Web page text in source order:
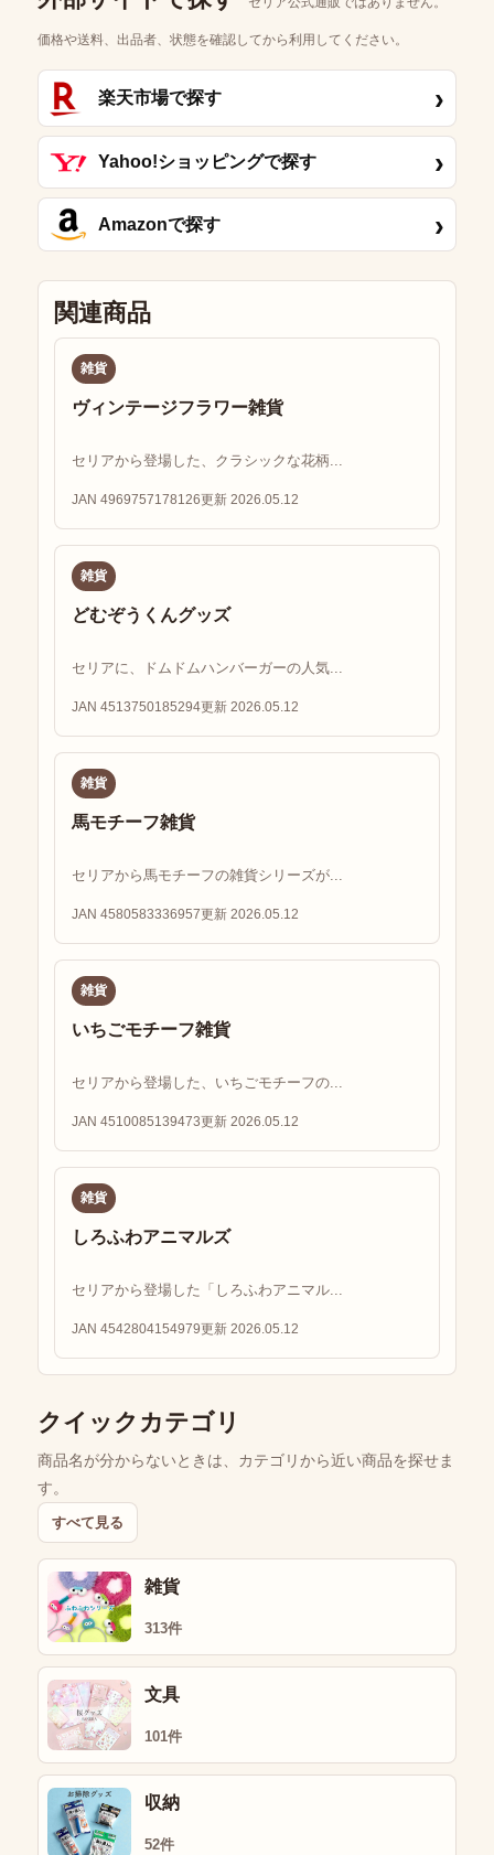
価格や送料、出品者、状態を確認してから利用してください。
楽天市場で探す ›
Yahoo!ショッピングで探す ›
Amazonで探す ›
関連商品
雑貨
ヴィンテージフラワー雑貨
セリアから登場した、クラシックな花柄...
JAN 4969757178126更新 2026.05.12
雑貨
どむぞうくんグッズ
セリアに、ドムドムハンバーガーの人気...
JAN 4513750185294更新 2026.05.12
雑貨
馬モチーフ雑貨
セリアから馬モチーフの雑貨シリーズが...
JAN 4580583336957更新 2026.05.12
雑貨
いちごモチーフ雑貨
セリアから登場した、いちごモチーフの...
JAN 4510085139473更新 2026.05.12
雑貨
しろふわアニマルズ
セリアから登場した「しろふわアニマル...
JAN 4542804154979更新 2026.05.12
クイックカテゴリ
商品名が分からないときは、カテゴリから近い商品を探せま
す。
すべて見る
雑貨
313件
文具
101件
収納
52件